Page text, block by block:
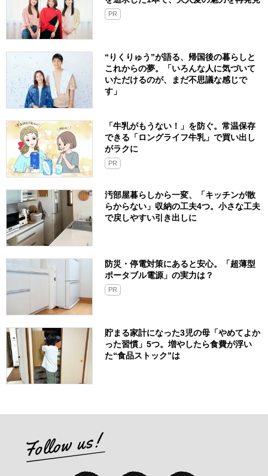
PR
“りくりゅう”が語る、帰国後の暮らしと
これからの夢。「いろんな人に気づいて
いただけるのが、まだ不思議な感じで
す」
「牛乳がもうない！」を防ぐ。常温保存
できる「ロングライフ牛乳」で買い出し
がラクに
PR
汚部屋暮らしから一変、「キッチンが散
らからない」収納の工夫4つ。小さな工夫
で戻しやすい引き出しに
防災・停電対策にあると安心。「超薄型
ポータブル電源」の実力は？​
PR
貯まる家計になった3児の母「やめてよか
った習慣」5つ。増やしたら食費が浮い
た“食品ストック”は